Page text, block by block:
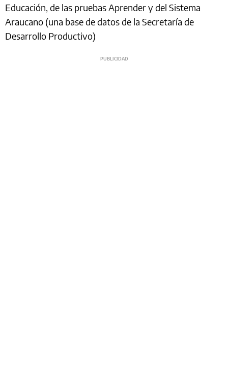
Educación, de las pruebas Aprender y del Sistema
Araucano (una base de datos de la Secretaría de
Desarrollo Productivo)